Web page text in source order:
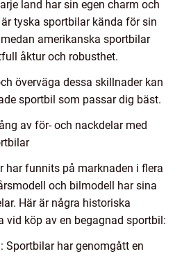
land har sin egen charm och
tyska sportbilar kända för sin
amerikanska sportbilar
åktur och robusthet.
överväga dessa skillnader kan
sportbil som passar dig bäst.
av för- och nackdelar med
har funnits på marknaden i flera
och bilmodell har sina
Här är några historiska
vid köp av en begagnad sportbil:
Sportbilar har genomgått en